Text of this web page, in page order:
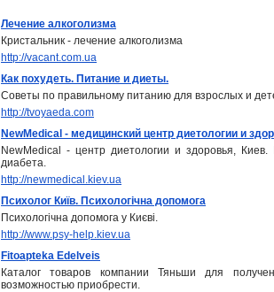
Лечение алкоголизма
Кристальник - лечение алкоголизма
http://vacant.com.ua
Как похудеть. Питание и диеты.
Советы по правильному питанию для взрослых и
http://tvoyaeda.com
NewMedical - медицинский центр диетологии и
NewMedical - центр диетологии и здоровья,
диабета.
http://newmedical.kiev.ua
Психолог Київ. Психологічна допомога
Психологічна допомога у Києві.
http://www.psy-help.kiev.ua
Fitoapteka Edelveis
Каталог товаров компании Тяньши для
возможностью приобрести.